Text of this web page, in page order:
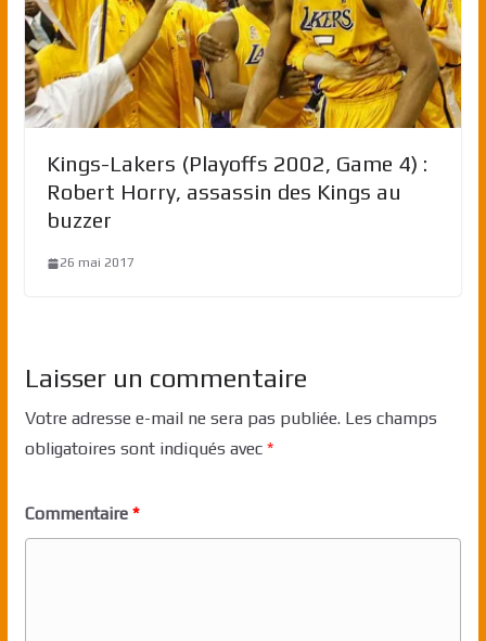
Kings-Lakers (Playoffs 2002, Game 4) :
Robert Horry, assassin des Kings au
buzzer
26 mai 2017
Laisser un commentaire
Votre adresse e-mail ne sera pas publiée. Les champs
obligatoires sont indiqués avec *
Commentaire *